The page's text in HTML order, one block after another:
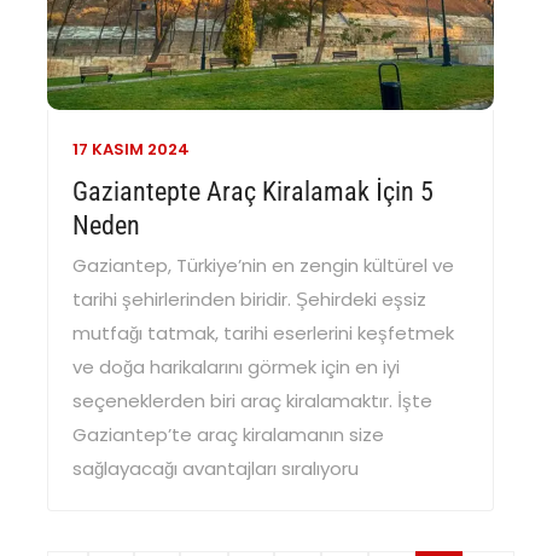
17 KASIM 2024
Gaziantepte Araç Kiralamak İçin 5
Neden
Gaziantep, Türkiye’nin en zengin kültürel ve
tarihi şehirlerinden biridir. Şehirdeki eşsiz
mutfağı tatmak, tarihi eserlerini keşfetmek
ve doğa harikalarını görmek için en iyi
seçeneklerden biri araç kiralamaktır. İşte
Gaziantep’te araç kiralamanın size
sağlayacağı avantajları sıralıyoru